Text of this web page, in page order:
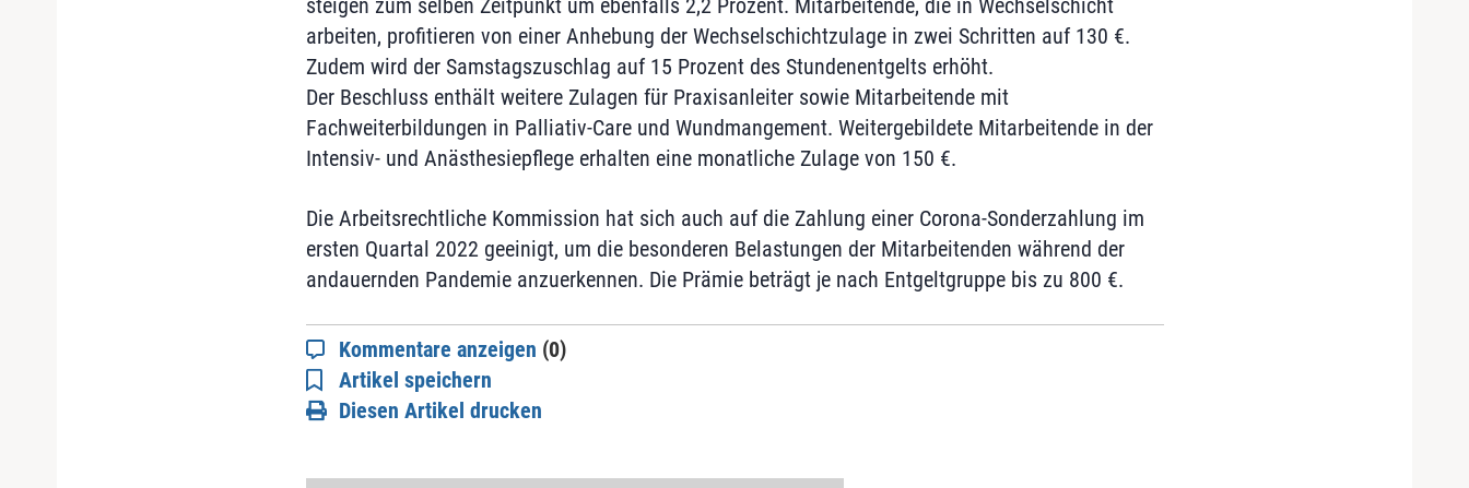
steigen zum selben Zeitpunkt um ebenfalls 2,2 Prozent. Mitarbeitende, die in Wechselschicht
arbeiten, profitieren von einer Anhebung der Wechselschichtzulage in zwei Schritten auf 130 €.
Zudem wird der Samstagszuschlag auf 15 Prozent des Stundenentgelts erhöht.
Der Beschluss enthält weitere Zulagen für Praxisanleiter sowie Mitarbeitende mit
Fachweiterbildungen in Palliativ-Care und Wundmangement. Weitergebildete Mitarbeitende in der
Intensiv- und Anästhesiepflege erhalten eine monatliche Zulage von 150 €.
Die Arbeitsrechtliche Kommission hat sich auch auf die Zahlung einer Corona-Sonderzahlung im
ersten Quartal 2022 geeinigt, um die besonderen Belastungen der Mitarbeitenden während der
andauernden Pandemie anzuerkennen. Die Prämie beträgt je nach Entgeltgruppe bis zu 800 €.
Kommentare anzeigen (0)
Artikel speichern
Diesen Artikel drucken